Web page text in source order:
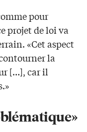
pour
projet de loi va
«Cet aspect
la
[…], car il